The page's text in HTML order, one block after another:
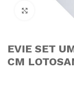
Click to
EVIE SET
CM